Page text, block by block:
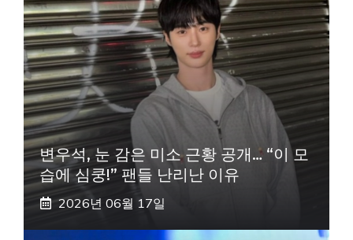
변우석, 눈 감은 미소 근황 공개… “이 모
습에 심쿵!” 팬들 난리난 이유
2026년 06월 17일